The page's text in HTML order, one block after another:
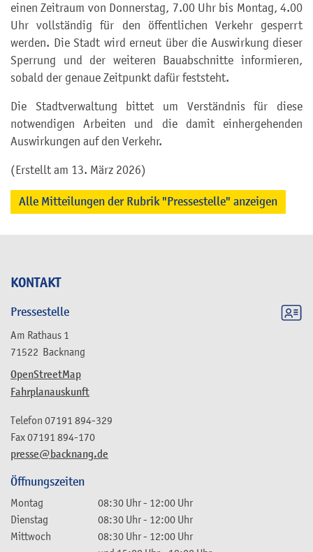
KONTAKT
Pressestelle
Am Rathaus 1
71522 Backnang
OpenStreetMap
Fahrplanauskunft
presse@backnang.de
Telefon 07191 894-329
Fax07191 894-170
Öffnungszeiten
Montag 08:30 Uhr- 12:00 Uhr
Dienstag
08:30 Uhr- 12:00 Uhr
Mittwoch
08:30 Uhr- 12:00 Uhr
einen Zeitraum von Donnerstag, 7.00 Uhr bis Montag, 4.00
Uhr vollständig für den öffentlichen Verkehr gesperrt
werden. Die Stadt wird erneut über die Auswirkung dieser
Sperrung und der weiteren Bauabschnitte informieren,
sobald der genaue Zeitpunkt dafür feststeht.
Die Stadtverwaltung bittet um Verständnis für diese
notwendigen Arbeiten und die damit einhergehenden
Auswirkungen auf den Verkehr.
(Erstellt am 13. März 2026)
Alle Mitteilungen der Rubrik "Pressestelle" anzeigen